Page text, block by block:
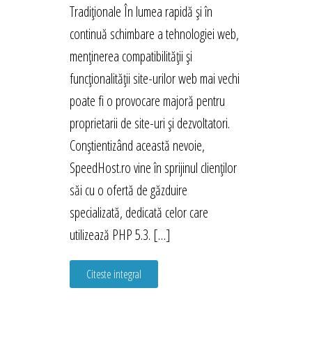
Tradiționale În lumea rapidă și în
continuă schimbare a tehnologiei web,
menținerea compatibilității și
funcționalității site-urilor web mai vechi
poate fi o provocare majoră pentru
proprietarii de site-uri și dezvoltatori.
Conștientizând această nevoie,
SpeedHost.ro vine în sprijinul clienților
săi cu o ofertă de găzduire
specializată, dedicată celor care
utilizează PHP 5.3. […]
Citeste integral